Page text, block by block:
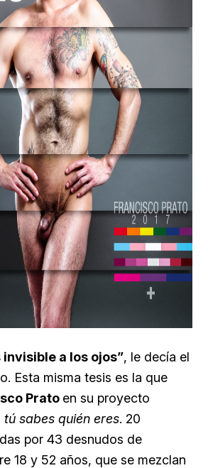
invisible a los ojos”, le decía el
Esta misma tesis es la que
Prato en su proyecto
tú sabes quién eres. 20
por 43 desnudos de
18 y 52 años, que se mezclan